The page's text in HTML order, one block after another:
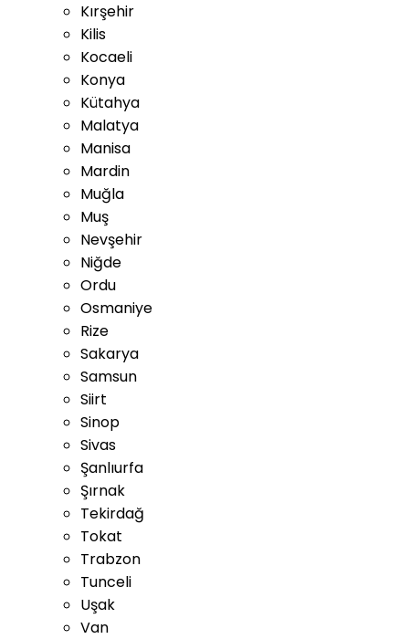
Kırşehir
Kilis
Kocaeli
Konya
Kütahya
Malatya
Manisa
Mardin
Muğla
Muş
Nevşehir
Niğde
Ordu
Osmaniye
Rize
Sakarya
Samsun
Siirt
Sinop
Sivas
Şanlıurfa
Şırnak
Tekirdağ
Tokat
Trabzon
Tunceli
Uşak
Van